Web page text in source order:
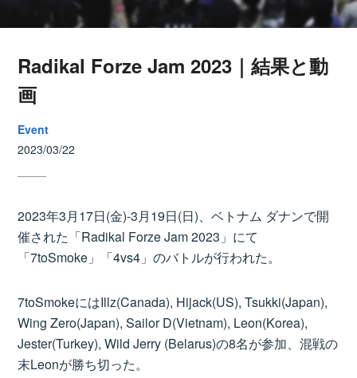
Radikal Forze Jam 2023｜結果と動
画
Event
2023/03/22
2023年3月17日(金)-3月19日(日)、ベトナム ダナンで開
催された「Radikal Forze Jam 2023」にて
「7toSmoke」「4vs4」のバトルが行われた。
7toSmokeにはIllz(Canada), Hijack(US), Tsukki(Japan),
Wing Zero(Japan), Sailor D(Vietnam), Leon(Korea),
Jester(Turkey), Wild Jerry (Belarus)の8名が参加、混戦の
末Leonが勝ち切った。